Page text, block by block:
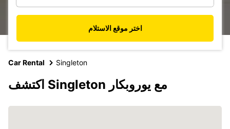
اختر موقع الاستلام
Car Rental Singleton
اكتشف Singleton مع يوروبكار